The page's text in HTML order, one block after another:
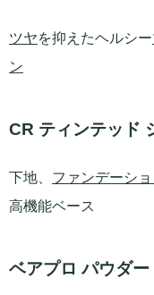
ツヤを抑えたヘルシー
ン
CR ティンテッド
下地、 ファンデーシ
高機能ベース
ベアプロ パウダ